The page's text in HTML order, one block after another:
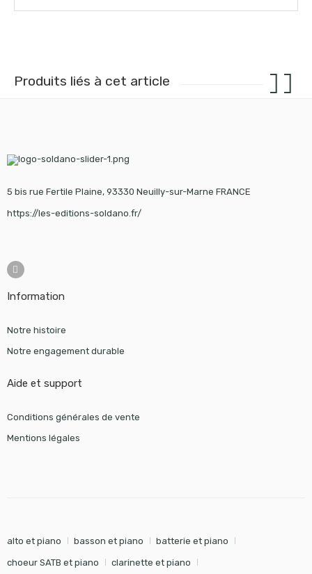
Produits liés à cet article
5 bis rue Fertile Plaine, 93330 Neuilly-sur-Marne FRANCE
https://les-editions-soldano.fr/
Information
Notre histoire
Notre engagement durable
Aide et support
Conditions générales de vente
Mentions légales
alto et piano basson et piano batterie et piano
choeur SATB et piano clarinette et piano